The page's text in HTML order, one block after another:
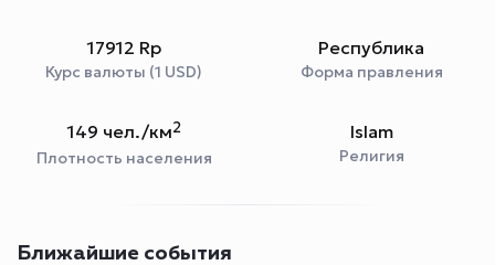
17912 Rp
Курс валюты (1 USD)
Республика
Форма правления
149 чел./км2
Плотность населения
Islam
Религия
Ближайшие события